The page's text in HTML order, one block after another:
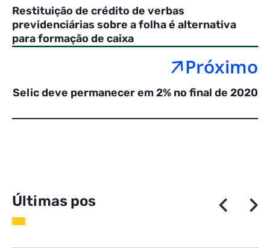
Restituição de crédito de verbas
previdenciárias sobre a folha é alternativa
para formação de caixa
Próximo
Selic deve permanecer em 2% no final de 2020
Últimas pos